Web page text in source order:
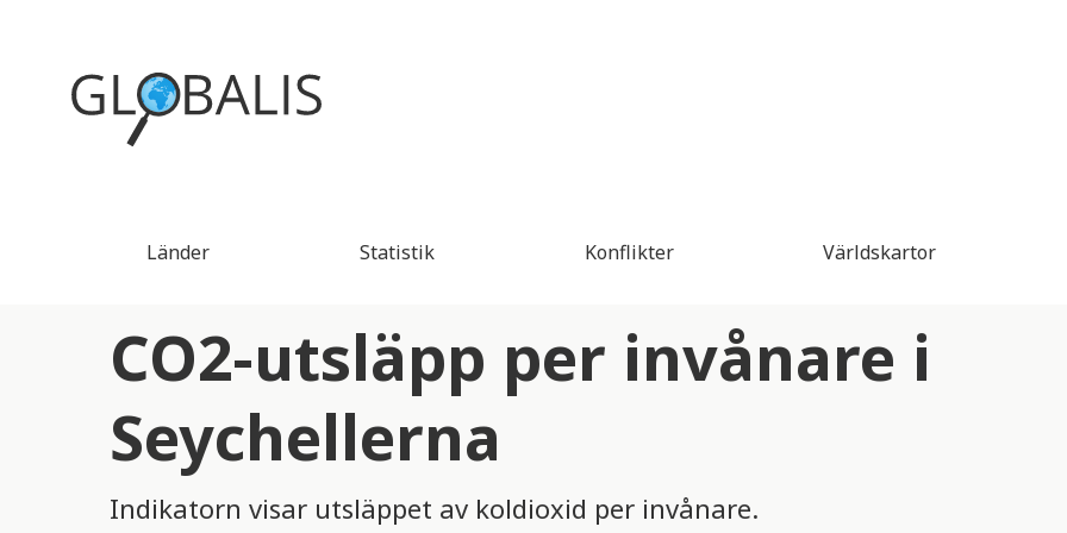
Länder Statistik Konflikter Världskartor
CO2-utsläpp per invånare i
Seychellerna
Indikatorn visar utsläppet av koldioxid per invånare.